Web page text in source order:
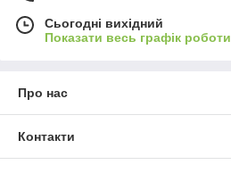
Сьогодні вихідний
Показати весь графік роботи
Про нас
Контакти